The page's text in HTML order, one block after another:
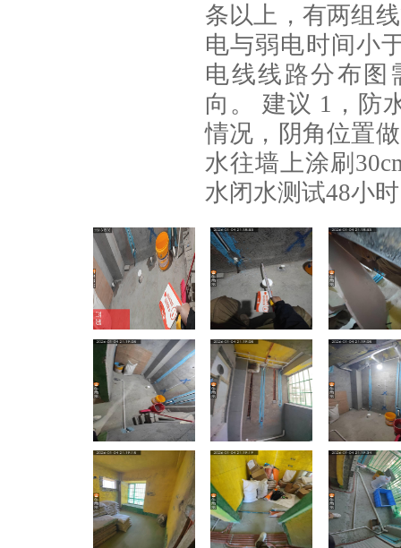
条以上，有两组
电与弱电时间小
电线线路分布图
向。 建议 1，防
情况，阴角位置
水往墙上涂刷
水闭水测试48小